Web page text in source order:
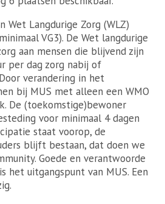
Wet Langdurige Zorg (WLZ)
VG3). De Wet langdurige
aan mensen die blijvend zijn
per dag zorg nabij of
verandering in het
bij MUS met alleen een WMO
De (toekomstige)bewoner
voor minimaal 4 dagen
staat voorop, de
blijft bestaan, dat doen we
Goede en verantwoorde
het uitgangspunt van MUS. Een